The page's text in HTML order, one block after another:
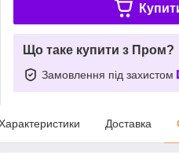
Що таке купити з Пром?
Замовлення під захистом
Доставка